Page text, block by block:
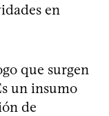
en
que surgen
un insumo
de